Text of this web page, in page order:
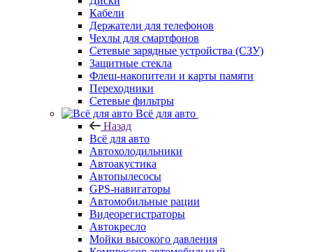
Кабели
Держатели для телефонов
Чехлы для смартфонов
Сетевые зарядные устройства (СЗУ)
Защитные стекла
Флеш-накопители и карты памяти
Переходники
Сетевые фильтры
Всё для авто
Назад
Всё для авто
Автохолодильники
Автоакустика
Автопылесосы
GPS-навигаторы
Автомобильные рации
Видеорегистраторы
Автокресло
Мойки высокого давления